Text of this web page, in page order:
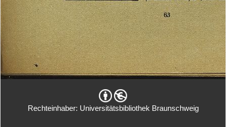
Rechteinhaber: Universitätsbibliothek Braunschweig